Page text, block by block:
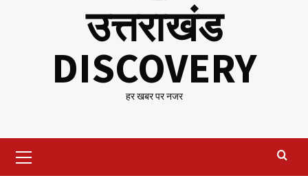
उत्तराखंड
DISCOVERY
हर खबर पर नजर
Menu